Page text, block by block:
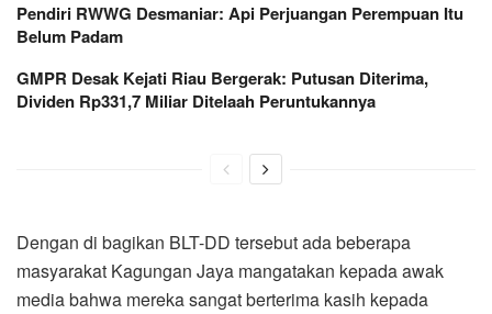
Pendiri RWWG Desmaniar: Api Perjuangan Perempuan Itu
Belum Padam
GMPR Desak Kejati Riau Bergerak: Putusan Diterima,
Dividen Rp331,7 Miliar Ditelaah Peruntukannya
Dengan di bagikan BLT-DD tersebut ada beberapa
masyarakat Kagungan Jaya mangatakan kepada awak
media bahwa mereka sangat berterima kasih kepada